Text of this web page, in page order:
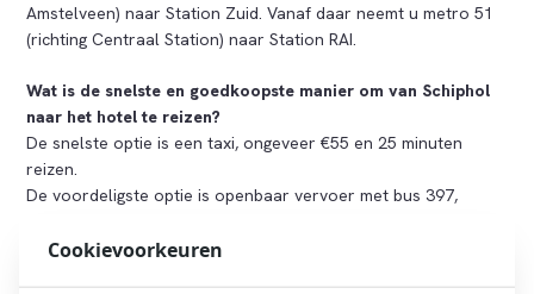
Amstelveen) naar Station Zuid. Vanaf daar neemt u metro 51
(richting Centraal Station) naar Station RAI.
Wat is de snelste en goedkoopste manier om van Schiphol
naar het hotel te reizen?
De snelste optie is een taxi, ongeveer €55 en 25 minuten
reizen.
De voordeligste optie is openbaar vervoer met bus 397,
Cookievoorkeuren